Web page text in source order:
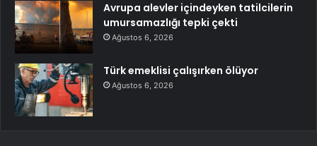
Avrupa alevler içindeyken tatilcilerin
umursamazlığı tepki çekti
Ağustos 6, 2026
Türk emeklisi çalışırken ölüyor
Ağustos 6, 2026